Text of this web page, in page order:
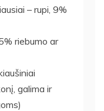
– rupi, 9%
riebumo ar
galima ir